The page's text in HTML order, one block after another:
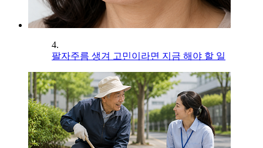
4.
팔자주름 생겨 고민이라면 지금 해야 할 일